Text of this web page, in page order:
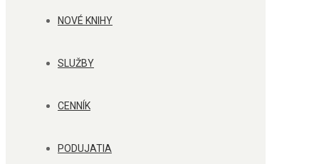
NOVÉ KNIHY
SLUŽBY
CENNÍK
PODUJATIA